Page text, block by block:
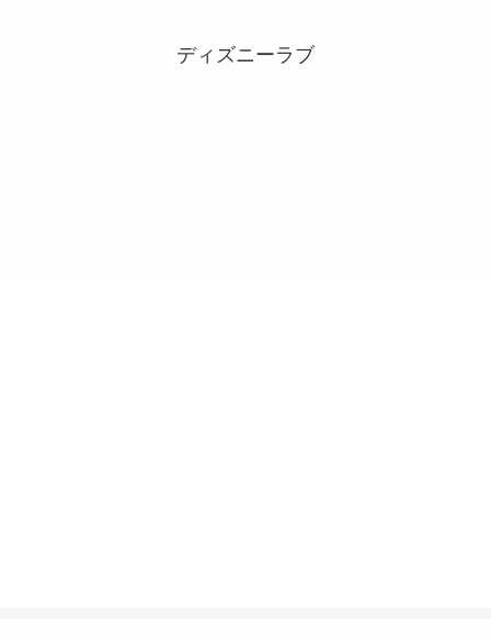
ディズニーラブ